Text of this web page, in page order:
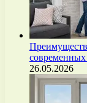
современных
26.05.2026